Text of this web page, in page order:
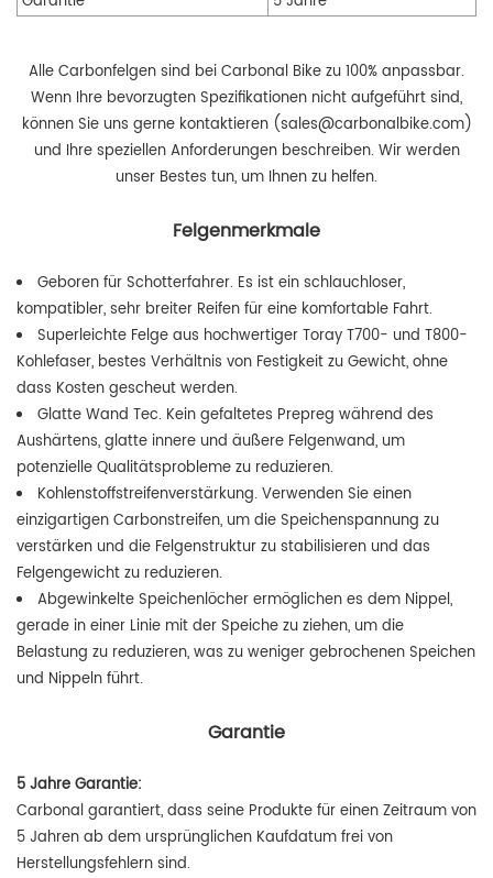
Alle Carbonfelgen sind bei Carbonal Bike zu 100% anpassbar.
Wenn Ihre bevorzugten Spezifikationen nicht aufgeführt sind,
können Sie uns gerne kontaktieren (sales@carbonalbike.com)
und Ihre speziellen Anforderungen beschreiben. Wir werden
unser Bestes tun, um Ihnen zu helfen.
Felgenmerkmale
Geboren für Schotterfahrer. Es ist ein schlauchloser,
kompatibler, sehr breiter Reifen für eine komfortable Fahrt.
Superleichte Felge aus hochwertiger Toray T700- und T800-
Kohlefaser, bestes Verhältnis von Festigkeit zu Gewicht, ohne
dass Kosten gescheut werden.
Glatte Wand Tec. Kein gefaltetes Prepreg während des
Aushärtens, glatte innere und äußere Felgenwand, um
potenzielle Qualitätsprobleme zu reduzieren.
Kohlenstoffstreifenverstärkung. Verwenden Sie einen
einzigartigen Carbonstreifen, um die Speichenspannung zu
verstärken und die Felgenstruktur zu stabilisieren und das
Felgengewicht zu reduzieren.
Abgewinkelte Speichenlöcher ermöglichen es dem Nippel,
gerade in einer Linie mit der Speiche zu ziehen, um die
Belastung zu reduzieren, was zu weniger gebrochenen Speichen
und Nippeln führt.
Garantie
5 Jahre Garantie:
Carbonal garantiert, dass seine Produkte für einen Zeitraum von
5 Jahren ab dem ursprünglichen Kaufdatum frei von
Herstellungsfehlern sind.